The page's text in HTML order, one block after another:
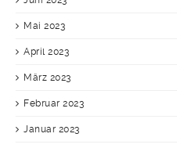
Mai 2023
April 2023
März 2023
Februar 2023
Januar 2023